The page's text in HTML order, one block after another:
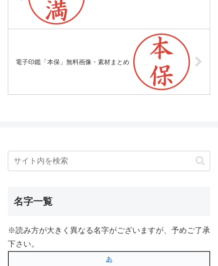
電子印鑑「本保」無料画像・素材まとめ
名字一覧
※読み方が大きく異なる名字がございますが、予めご了承
下さい。
あ